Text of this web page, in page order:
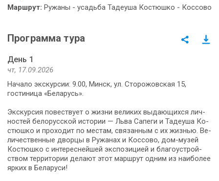
Маршрут: Ружаны - усадьба Тадеуша Костюшко - Коссово
Программа тура
День 1
чт, 17.09.2026
Начало экскурсии: 9.00, Минск, ул. Сторожовская 15,
гостиница «Беларусь».
Экс­кур­сия по­вест­ву­ет о жиз­ни ве­ли­ких вы­да­ю­щих­ся лич­
но­стей бе­ло­рус­ской ис­то­рии — Льва Са­пе­ги и Та­де­уша Ко­
стюш­ко и про­хо­дит по ме­стам, свя­зан­ным с их жиз­нью. Ве­
ли­че­ствен­ные двор­цы в Ру­жа­нах и Кос­со­во, дом-музей
Ко­стюш­ко с ин­те­рес­ней­шей экс­по­зи­ци­ей и бла­го­устрой­
ством тер­ри­то­рии де­ла­ют этот маршрут од­ним из наи­бо­лее
яр­ких в Бе­ла­ру­си!